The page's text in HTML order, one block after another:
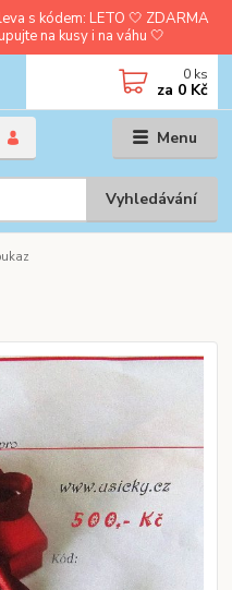
s kódem: LETO 🤍 ZDARMA
na kusy i na váhu 🤍
Menu
Vyhledávání
0 ks
za 0 Kč